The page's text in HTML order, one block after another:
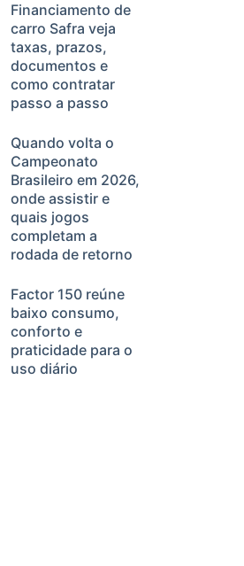
Financiamento de
carro Safra veja
taxas, prazos,
documentos e
como contratar
passo a passo
Quando volta o
Campeonato
Brasileiro em 2026,
onde assistir e
quais jogos
completam a
rodada de retorno
Factor 150 reúne
baixo consumo,
conforto e
praticidade para o
uso diário